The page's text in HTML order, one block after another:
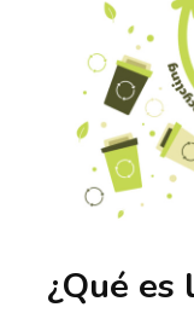
¿Qué es